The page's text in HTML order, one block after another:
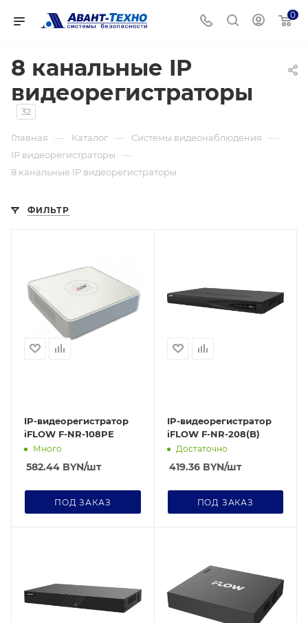
0
8 канальные IP
видеорегистраторы
32
Главная — Каталог — Системы видеонаблюдения —
IP видеорегистраторы —
8 канальные IP видеорегистраторы
ФИЛЬТР
IP-видеорегистратор
iFLOW F-NR-108PE
Много
582.44 BYN/шт
ПОД ЗАКАЗ
IP-видеорегистратор
iFLOW F-NR-208(B)
Достаточно
419.36BYN/шт
ПОД ЗАКАЗ